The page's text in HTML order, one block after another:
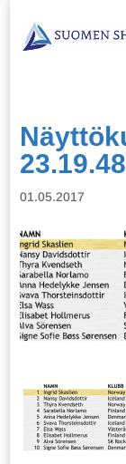
23.19.48
01.05.2017